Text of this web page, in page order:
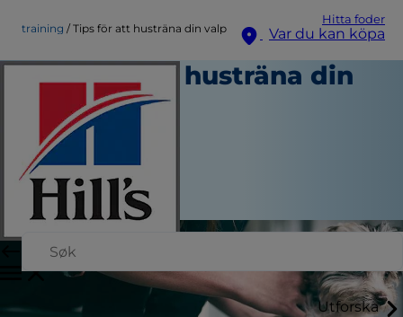
Hitta foder
Var du kan köpa
Utforska
training Tips för att husträna din valp
Tips för att husträna din
valp
Träning
Skribent
|
September 21, 2015